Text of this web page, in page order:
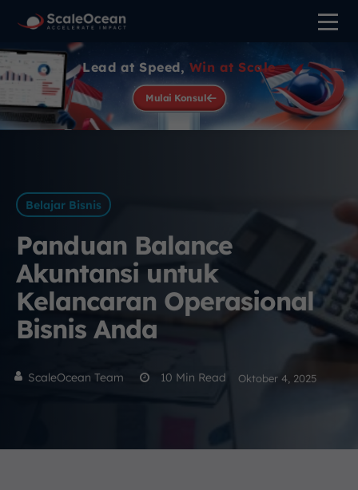
Lead at Speed, Win at Scale
Mulai Konsul
Belajar Bisnis
Panduan Balance
Akuntansi untuk
Kelancaran Operasional
Bisnis Anda
ScaleOcean Team 10 Min Read Oktober 4, 2025